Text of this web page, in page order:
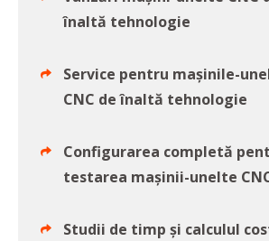
înaltă tehnologie
Service pentru mașinile-
CNC de înaltă tehnologie
Configurarea completă
testarea mașinii-unelte
Studii de timp și calculul